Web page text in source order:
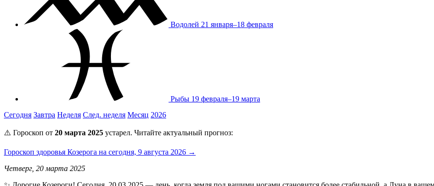
Водолей 21 января–18 февраля
Рыбы 19 февраля–19 марта
Сегодня Завтра Неделя След. неделя Месяц 2026
⚠️ Гороскоп от 20 марта 2025 устарел. Читайте актуальный прогноз:
Гороскоп здоровья Козерога на сегодня, 9 августа 2026 →
Четверг, 20 марта 2025